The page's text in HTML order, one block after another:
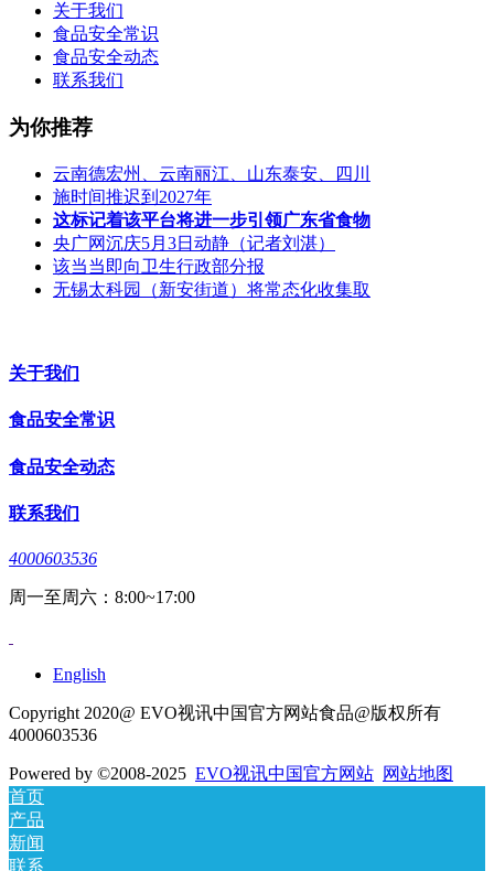
关于我们
食品安全常识
食品安全动态
联系我们
为你推荐
云南德宏州、云南丽江、山东泰安、四川
施时间推迟到2027年
这标记着该平台将进一步引领广东省食物
央广网沉庆5月3日动静（记者刘湛）
该当当即向卫生行政部分报
无锡太科园（新安街道）将常态化收集取
关于我们
食品安全常识
食品安全动态
联系我们
4000603536
周一至周六：8:00~17:00
English
Copyright 2020@ EVO视讯中国官方网站食品@版权所有
4000603536
Powered by ©2008-2025 EVO视讯中国官方网站 网站地图
首页
产品
新闻
联系